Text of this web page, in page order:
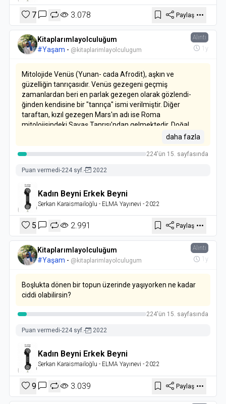
7 3.078 Paylaş
Kitaplarımlayolculuğum
#Yaşam - @kitaplarimlayolculugum
Alıntı
1y
Mitolojide Venüs (Yunan- cada Afrodit), aşkın ve
güzelliğin tanrıçasıdır. Venüs gezegeni geçmiş
zamanlardan beri en parlak gezegen olarak gözlendi­
ğinden kendisine bir "tanrıça" ismi verilmiştir. Diğer
taraftan, kızıl gezegen Mars'ın adı ise Roma
mitolojisindeki Savaş Tanrı­sı'ndan gelmektedir. Doğal
olarak kadınların Venüs'ten, erkek­lerin ise Mars'tan
karakterlerine bakınca oldukça uygun duruyor.
daha fazla
224'ün 15. sayfasında
Puan vermedi-224 syf.- 2022
Kadın Beyni Erkek Beyni
Serkan Karaismailoğlu - ELMA Yayınevi - 2022
5 2.991 Paylaş
Kitaplarımlayolculuğum
#Yaşam - @kitaplarimlayolculugum
Alıntı
1y
Boşlukta dönen bir topun üzerinde yaşıyorken ne kadar
ciddi olabilirsin?
224'ün 15. sayfasında
Puan vermedi-224 syf.- 2022
Kadın Beyni Erkek Beyni
Serkan Karaismailoğlu - ELMA Yayınevi - 2022
9 3.039 Paylaş